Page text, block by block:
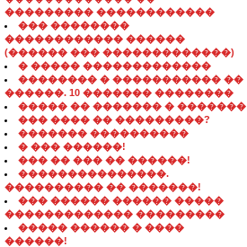
��������� ������������
��� ��������
������������ ������
(������ ��� �������������)
� ����� �������������
�������� � ����������� ��
������. 10 ������� ��������
����� �� ������� � �������
��� ���� �� ���������?
������� ����������
� ��� ������!
��� �� ��� �� ������!
���������������.
���������� �� �������!
��� ������ ������ �����
������������� ���������
����� ������ � ����
������!